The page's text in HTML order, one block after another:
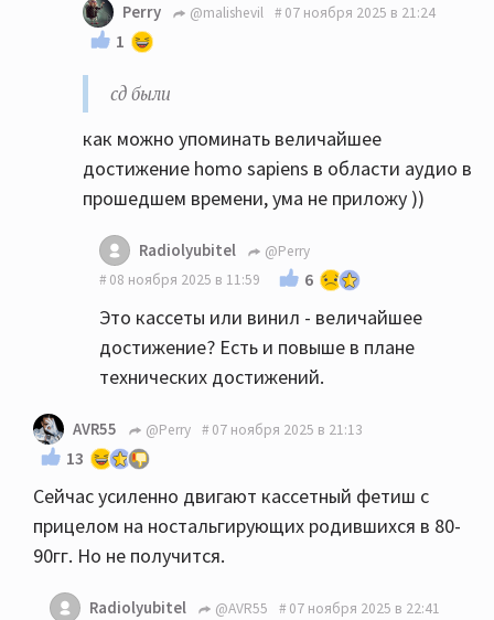
Perry @malishevil 07 ноября 2025 в 21:24
1
сд были
как можно упоминать величайшее
достижение homo sapiens в области аудио в
прошедшем времени, ума не приложу ))
Radiolyubitel
@Perry
08 ноября 2025 в 11:59
6
Это кассеты или винил - величайшее
достижение? Есть и повыше в плане
технических достижений.
AVR55 @Perry 07 ноября 2025 в 21:13
13
Сейчас усиленно двигают кассетный фетиш с
прицелом на ностальгирующих родившихся в 80-
90гг. Но не получится.
Radiolyubitel @AVR55 07 ноября 2025 в 22:41